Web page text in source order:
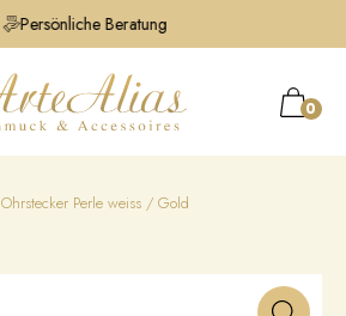
Persönliche Beratung
0
Ohrstecker Perle weiss / Gold